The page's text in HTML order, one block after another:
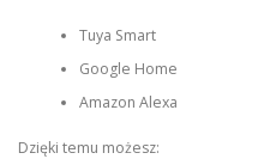
Tuya Smart
Google Home
Amazon Alexa
Dzięki temu możesz: